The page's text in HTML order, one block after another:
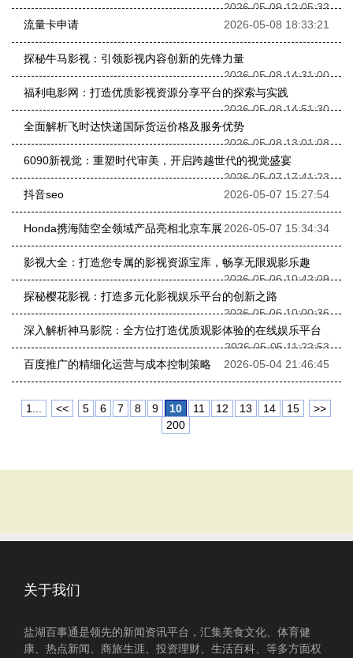
2026-05-09 12:05:32
流量卡申请
2026-05-08 18:33:21
探秘牛马影视：引领影视内容创新的先锋力量
2026-05-08 14:31:00
福利电影网：打造优质影视资源分享平台的探索与实践
2026-05-08 14:51:30
全面解析飞时达快递国际货运价格及服务优势
2026-05-08 13:01:08
6090新视觉：重塑时代审美，开启跨越世代的视觉盛宴
2026-05-07 17:41:23
抖音seo
2026-05-07 15:27:54
Honda携海陆空全领域产品亮相北京车展 2026-05-07 15:34:34
影视大全：打造您专属的影视资源宝库，畅享无限观影乐趣
2026-05-06 10:42:09
探秘樱花影视：打造多元化影视娱乐平台的创新之路
2026-05-06 10:00:36
深入解析神马影院：全方位打造优质观影体验的在线娱乐平台
2026-05-05 11:22:53
百度推广的精细化运营与成本控制策略
2026-05-04 21:46:45
1... << 5 6 7 8 9 10 11 12 13 14 15
>>
200
关于我们
盐湖百事通是领先的新闻资讯平台，汇集美食文化、体育健
康、热点新闻、商旅生涯、投资理财、生活百科、等多方面权